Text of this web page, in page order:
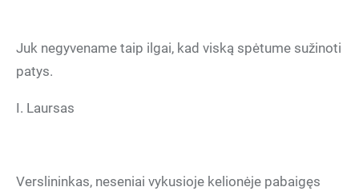
Juk negyvename taip ilgai, kad viską spėtume sužinoti
patys.
I. Laursas
Verslininkas, neseniai vykusioje kelionėje pabaigęs